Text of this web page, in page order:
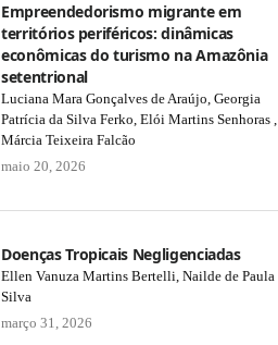
Empreendedorismo migrante em
territórios periféricos: dinâmicas
econômicas do turismo na Amazônia
setentrional
Luciana Mara Gonçalves de Araújo, Georgia
Patrícia da Silva Ferko, Elói Martins Senhoras ,
Márcia Teixeira Falcão
maio 20, 2026
Doenças Tropicais Negligenciadas
Ellen Vanuza Martins Bertelli, Nailde de Paula
Silva
março 31, 2026